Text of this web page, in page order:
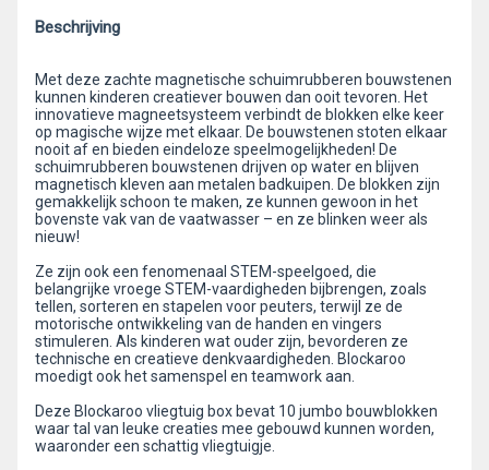
Beschrijving
Met deze zachte magnetische schuimrubberen bouwstenen
kunnen kinderen creatiever bouwen dan ooit tevoren. Het
innovatieve magneetsysteem verbindt de blokken elke keer
op magische wijze met elkaar. De bouwstenen stoten elkaar
nooit af en bieden eindeloze speelmogelijkheden! De
schuimrubberen bouwstenen drijven op water en blijven
magnetisch kleven aan metalen badkuipen. De blokken zijn
gemakkelijk schoon te maken, ze kunnen gewoon in het
bovenste vak van de vaatwasser – en ze blinken weer als
nieuw!
Ze zijn ook een fenomenaal STEM-speelgoed, die
belangrijke vroege STEM-vaardigheden bijbrengen, zoals
tellen, sorteren en stapelen voor peuters, terwijl ze de
motorische ontwikkeling van de handen en vingers
stimuleren. Als kinderen wat ouder zijn, bevorderen ze
technische en creatieve denkvaardigheden. Blockaroo
moedigt ook het samenspel en teamwork aan.
Deze Blockaroo vliegtuig box bevat 10 jumbo bouwblokken
waar tal van leuke creaties mee gebouwd kunnen worden,
waaronder een schattig vliegtuigje.